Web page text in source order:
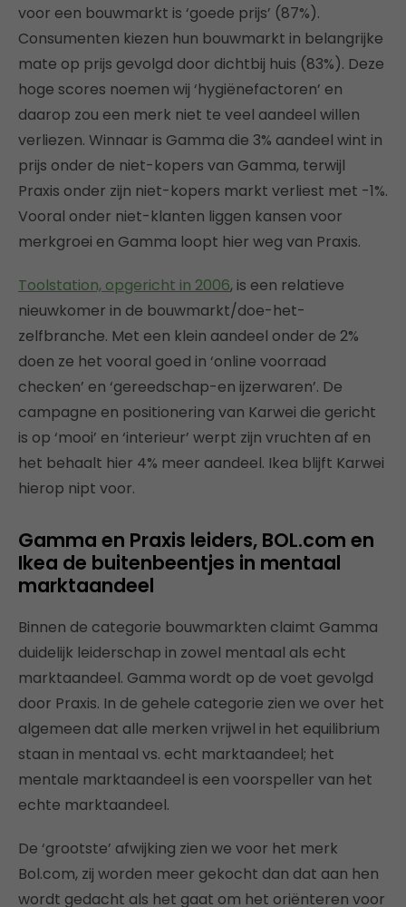
voor een bouwmarkt is ‘goede prijs’ (87%).
Consumenten kiezen hun bouwmarkt in belangrijke
mate op prijs gevolgd door dichtbij huis (83%). Deze
hoge scores noemen wij ‘hygiënefactoren’ en
daarop zou een merk niet te veel aandeel willen
verliezen. Winnaar is Gamma die 3% aandeel wint in
prijs onder de niet-kopers van Gamma, terwijl
Praxis onder zijn niet-kopers markt verliest met -1%.
Vooral onder niet-klanten liggen kansen voor
merkgroei en Gamma loopt hier weg van Praxis.
Toolstation, opgericht in 2006, is een relatieve
nieuwkomer in de bouwmarkt/doe-het-
zelfbranche. Met een klein aandeel onder de 2%
doen ze het vooral goed in ‘online voorraad
checken’ en ‘gereedschap-en ijzerwaren’. De
campagne en positionering van Karwei die gericht
is op ‘mooi’ en ‘interieur’ werpt zijn vruchten af en
het behaalt hier 4% meer aandeel. Ikea blijft Karwei
hierop nipt voor.
Gamma en Praxis leiders, BOL.com en
Ikea de buitenbeentjes in mentaal
marktaandeel
Binnen de categorie bouwmarkten claimt Gamma
duidelijk leiderschap in zowel mentaal als echt
marktaandeel. Gamma wordt op de voet gevolgd
door Praxis. In de gehele categorie zien we over het
algemeen dat alle merken vrijwel in het equilibrium
staan in mentaal vs. echt marktaandeel; het
mentale marktaandeel is een voorspeller van het
echte marktaandeel.
De ‘grootste’ afwijking zien we voor het merk
Bol.com, zij worden meer gekocht dan dat aan hen
wordt gedacht als het gaat om het oriënteren voor